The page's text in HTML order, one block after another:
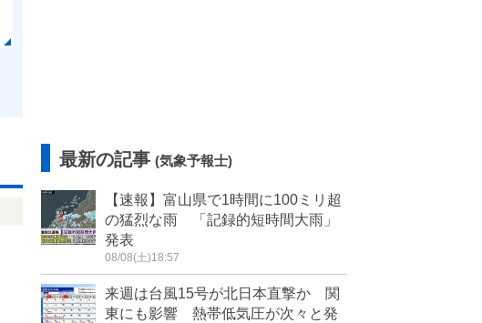
最新の記事 (気象予報士)
【速報】富山県で1時間に100ミリ超
の猛烈な雨 「記録的短時間大雨」
発表
08/08(土)18:57
来週は台風15号が北日本直撃か 関
東にも影響 熱帯低気圧が次々と発